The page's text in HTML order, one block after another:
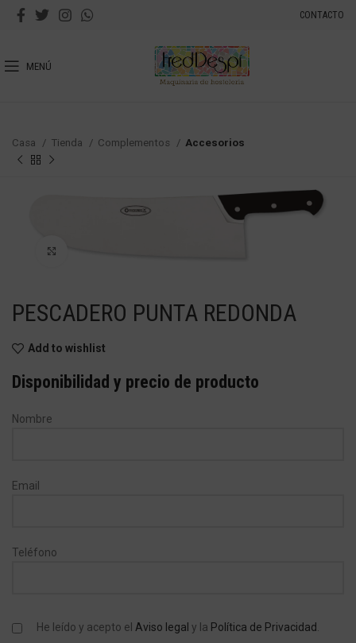
CONTACTO
MENÚ
Casa Tienda Complementos Accesorios
PESCADERO PUNTA REDONDA
Add to wishlist
Disponibilidad y precio de producto
Nombre
Email
Teléfono
He leído y acepto el Aviso legal y la Política de Privacidad